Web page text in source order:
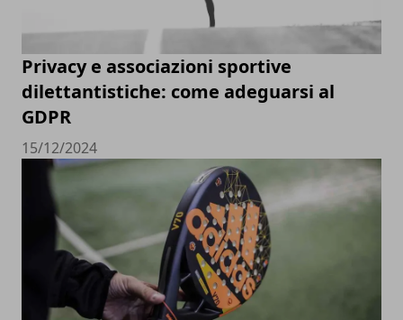
Privacy e associazioni sportive
dilettantistiche: come adeguarsi al
GDPR
15/12/2024